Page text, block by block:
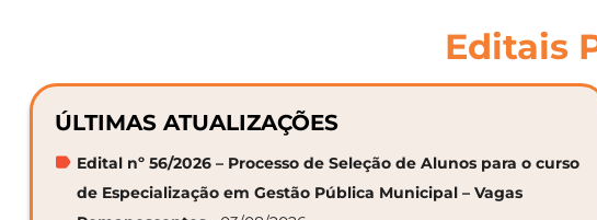
Editais
ÚLTIMAS ATUALIZAÇÕES
Edital nº 56/2026 – Processo de Seleção de Alunos para o curso
de Especialização em Gestão Pública Municipal – Vagas